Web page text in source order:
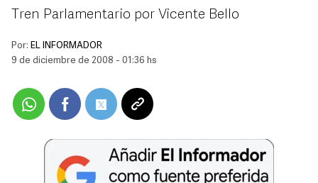
Tren Parlamentario por Vicente Bello
Por: EL INFORMADOR
9 de diciembre de 2008 - 01:36 hs